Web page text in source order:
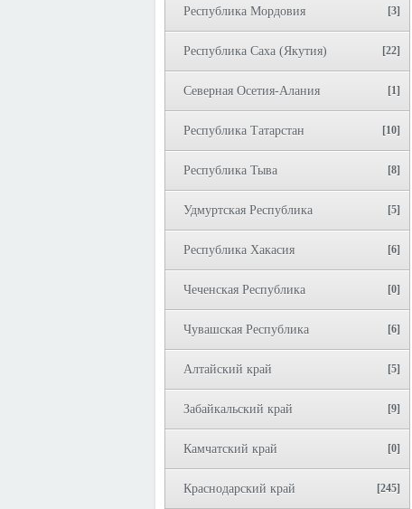
Республика Мордовия [3]
Республика Саха (Якутия) [22]
Северная Осетия-Алания [1]
Республика Татарстан [10]
Республика Тыва [8]
Удмуртская Республика [5]
Республика Хакасия [6]
Чеченская Республика [0]
Чувашская Республика [6]
Алтайский край [5]
Забайкальский край [9]
Камчатский край [0]
Краснодарский край [245]